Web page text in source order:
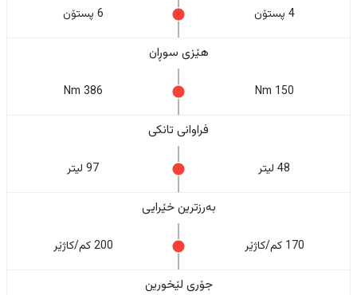
4 پستۆن 6 پستۆن
هێزی سوڕان
150 Nm
386 Nm
فراوانی تانکی
48 لیتر 97 لیتر
بەرزترین خێرایی
170 کم/کاژێر 200 کم/کاژێر
جۆری لێخورین